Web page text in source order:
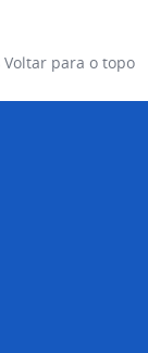
Voltar para o topo